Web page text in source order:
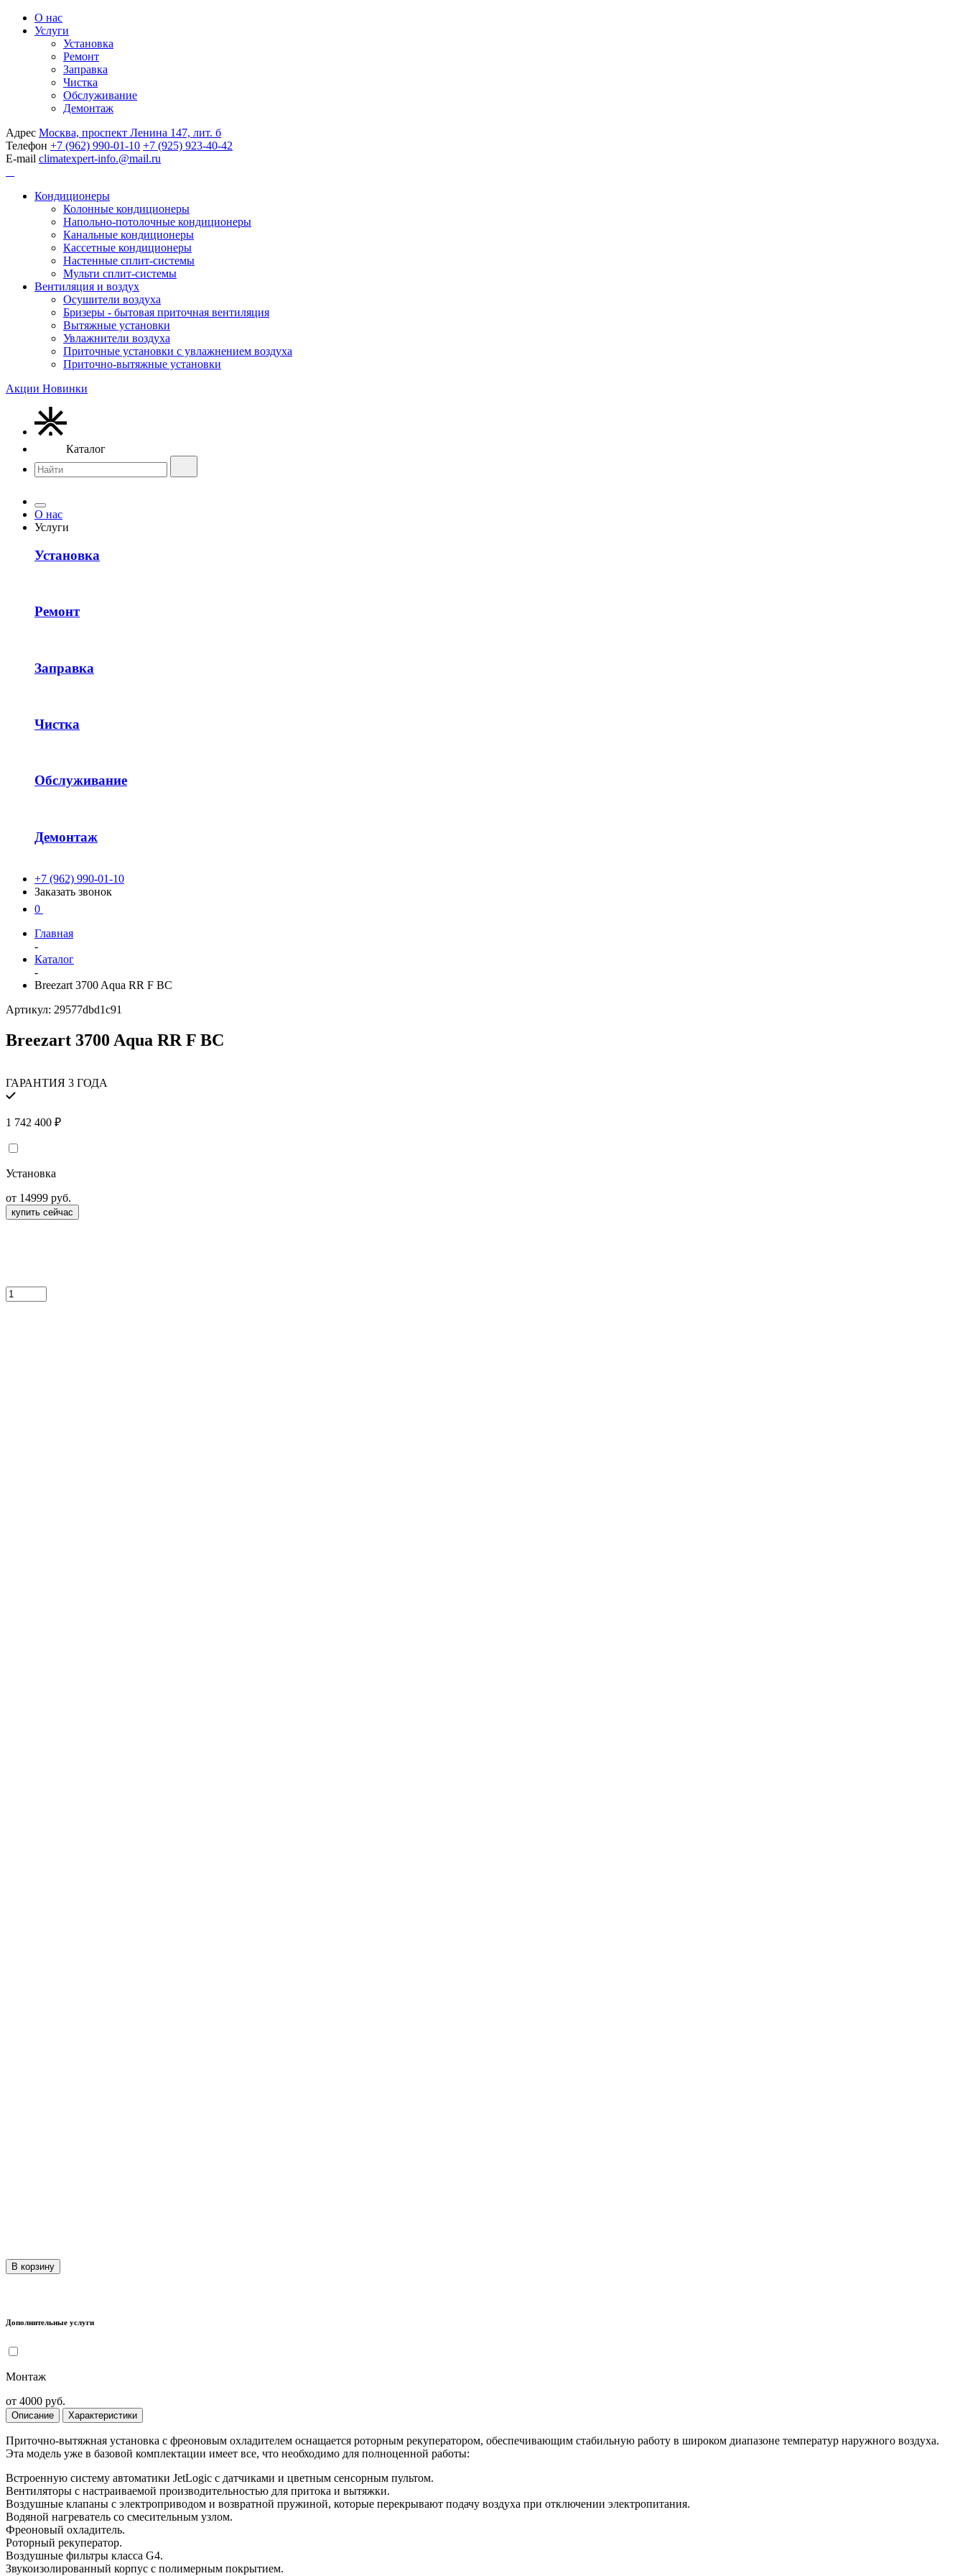
О нас
Услуги
Установка
Ремонт
Заправка
Чистка
Обслуживание
Демонтаж
Адрес Москва, проспект Ленина 147, лит. б
Телефон +7 (962) 990-01-10 +7 (925) 923-40-42
E-mail climatexpert-info.@mail.ru
Кондиционеры
Колонные кондиционеры
Напольно-потолочные кондиционеры
Канальные кондиционеры
Кассетные кондиционеры
Настенные сплит-системы
Мульти сплит-системы
Вентиляция и воздух
Осушители воздуха
Бризеры - бытовая приточная вентиляция
Вытяжные установки
Увлажнители воздуха
Приточные установки с увлажнением воздуха
Приточно-вытяжные установки
Акции Новинки
Каталог
О нас
Услуги
Установка
Ремонт
Заправка
Чистка
Обслуживание
Демонтаж
+7 (962) 990-01-10
Заказать звонок
0
Главная
-
Каталог
-
Breezart 3700 Aqua RR F BC
Артикул: 29577dbd1c91
Breezart 3700 Aqua RR F BC
ГАРАНТИЯ 3 ГОДА
1 742 400 ₽
Установка
от 14999 руб.
купить сейчас
В корзину
Дополнительные услуги
Монтаж
от 4000 руб.
Описание Характеристики
Приточно-вытяжная установка с фреоновым охладителем оснащается роторным рекуператором, обеспечивающим стабильную работу в широком диапазоне температур наружного воздуха.
Эта модель уже в базовой комплектации имеет все, что необходимо для полноценной работы:
Встроенную систему автоматики JetLogic с датчиками и цветным сенсорным пультом.
Вентиляторы с настраиваемой производительностью для притока и вытяжки.
Воздушные клапаны с электроприводом и возвратной пружиной, которые перекрывают подачу воздуха при отключении электропитания.
Водяной нагреватель со смесительным узлом.
Фреоновый охладитель.
Роторный рекуператор.
Воздушные фильтры класса G4.
Звукоизолированный корпус с полимерным покрытием.